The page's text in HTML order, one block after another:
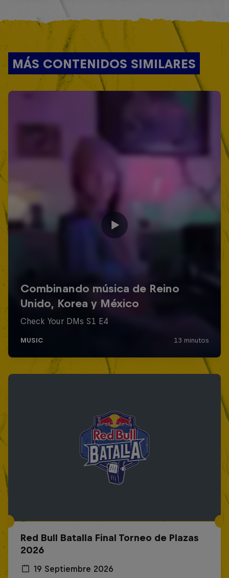
MÁS CONTENIDOS SIMILARES
Red Bull Batalla Final Torneo de Plazas
2026
19 Septiembre 2026